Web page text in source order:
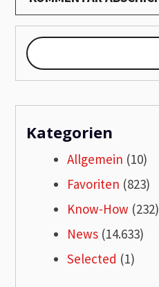
Kategorien
Allgemein (10)
Favoriten (823)
Know-How (232)
News (14.633)
Selected (1)